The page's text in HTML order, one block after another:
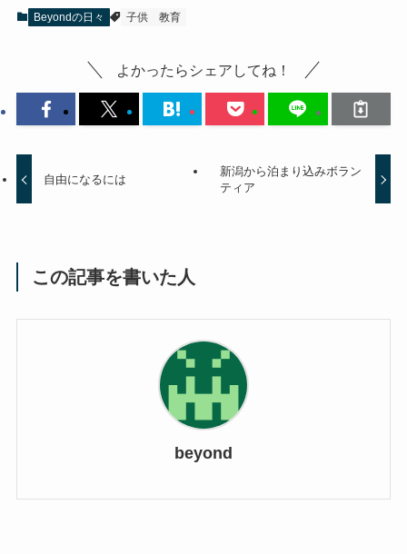
Beyondの日々 子供 教育
よかったらシェアしてね！
自由になるには
新潟から泊まり込みボラン
ティア
この記事を書いた人
beyond